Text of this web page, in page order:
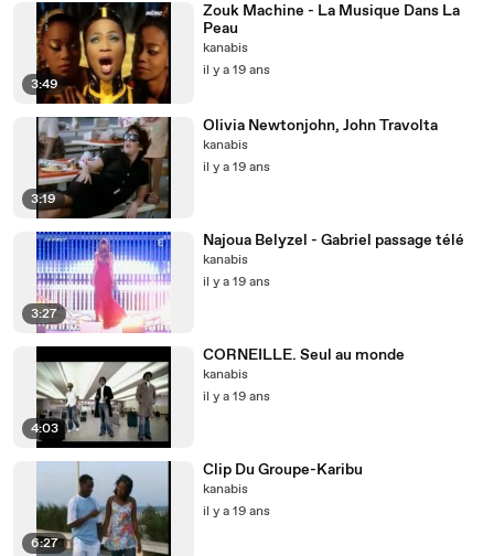
3:49
Zouk Machine - La Musique Dans La
Peau
kanabis
il y a 19 ans
3:19
Olivia Newtonjohn, John Travolta
kanabis
il y a 19 ans
3:27
Najoua Belyzel - Gabriel passage télé
kanabis
il y a 19 ans
4:03
CORNEILLE. Seul au monde
kanabis
il y a 19 ans
6:27
Clip Du Groupe-Karibu
kanabis
il y a 19 ans